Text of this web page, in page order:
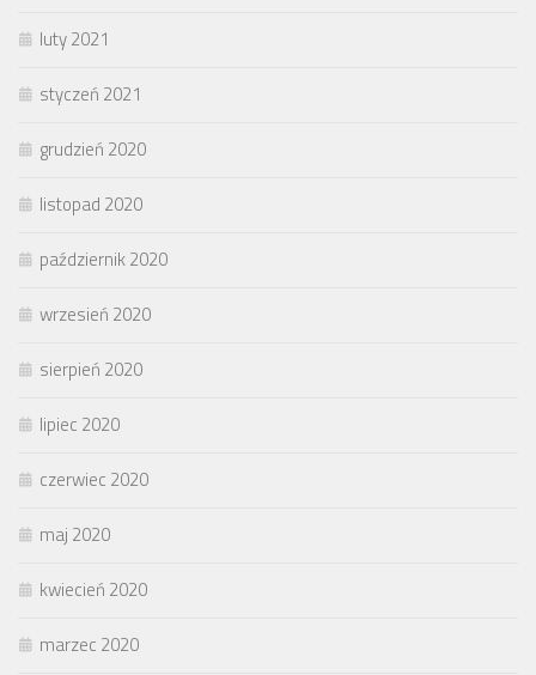
luty 2021
styczeń 2021
grudzień 2020
listopad 2020
październik 2020
wrzesień 2020
sierpień 2020
lipiec 2020
czerwiec 2020
maj 2020
kwiecień 2020
marzec 2020